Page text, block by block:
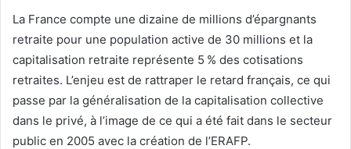
La France compte une dizaine de millions d’épargnants
retraite pour une population active de 30 millions et la
capitalisation retraite représente 5 % des cotisations
retraites. L’enjeu est de rattraper le retard français, ce qui
passe par la généralisation de la capitalisation collective
dans le privé, à l’image de ce qui a été fait dans le secteur
public en 2005 avec la création de l’ERAFP.